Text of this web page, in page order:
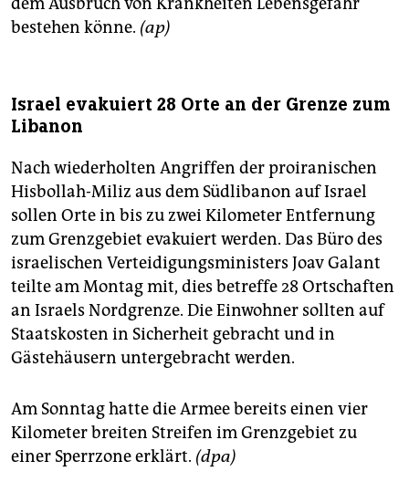
bestehen könne. (ap)
Israel evakuiert 28 Orte an der Grenze zum
Libanon
Nach wiederholten Angriffen der proiranischen
Hisbollah-Miliz aus dem Südlibanon auf Israel
sollen Orte in bis zu zwei Kilometer Entfernung
zum Grenzgebiet evakuiert werden. Das Büro des
israelischen Verteidigungsministers Joav Galant
teilte am Montag mit, dies betreffe 28 Ortschaften
an Israels Nordgrenze. Die Einwohner sollten auf
Staatskosten in Sicherheit gebracht und in
Gästehäusern untergebracht werden.
Am Sonntag hatte die Armee bereits einen vier
Kilometer breiten Streifen im Grenzgebiet zu
einer Sperrzone erklärt. (dpa)